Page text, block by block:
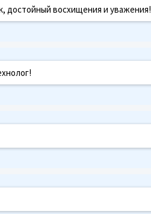
достойный восхищения и уважения!